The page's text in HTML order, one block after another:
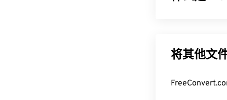
像在网页和移
将其他文